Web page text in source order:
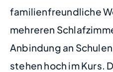
familienfreundliche
mehreren
Anbindung an
stehen hoch im Kurs.